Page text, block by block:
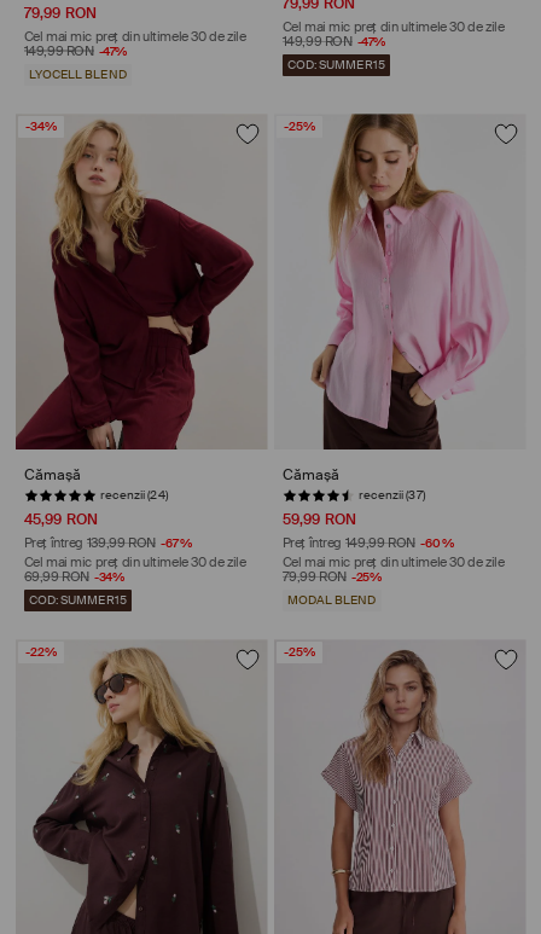
79,99 RON
Cel mai mic preț din ultimele 30 de zile
149,99 RON -47%
LYOCELL BLEND
79,99 RON
Cel mai mic preț din ultimele 30 de zile
149,99 RON -47%
COD: SUMMER15
-34%
Cămașă
recenzii (24)
45,99 RON
Preț întreg 139,99 RON -67%
Cel mai mic preț din ultimele 30 de zile
69,99 RON -34%
COD: SUMMER15
-25%
Cămașă
recenzii (37)
59,99 RON
Preț întreg 149,99 RON -60%
Cel mai mic preț din ultimele 30 de zile
79,99 RON -25%
MODAL BLEND
-22% -25%